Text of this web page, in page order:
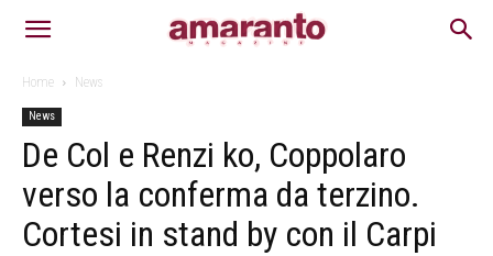
Home News
News
De Col e Renzi ko, Coppolaro
verso la conferma da terzino.
Cortesi in stand by con il Carpi